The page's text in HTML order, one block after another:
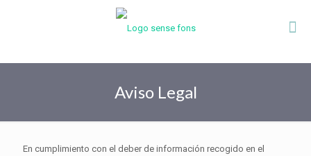
Aviso Legal
En cumplimiento con el deber de información recogido en el